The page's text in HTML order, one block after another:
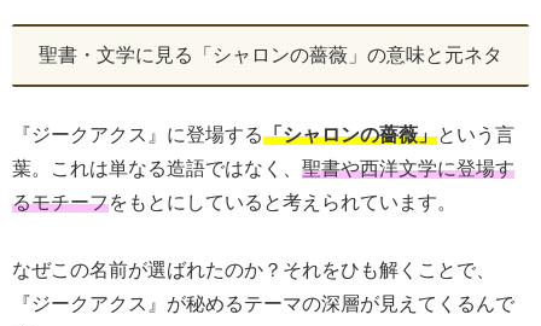
聖書・文学に見る「シャロンの薔薇」の意味と元ネタ
『ジークアクス』に登場する「シャロンの薔薇」という言
葉。これは単なる造語ではなく、 聖書や西洋文学に登場す
るモチーフをもとにしていると考えられています。
なぜこの名前が選ばれたのか？それをひも解くことで、
『ジークアクス』が秘めるテーマの深層が見えてくるんで